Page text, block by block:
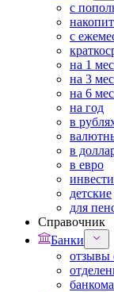
с
с
на 1
на 3
на 6
на год
в
в
в евро
детские
для
Справочник
Банки
отзывы